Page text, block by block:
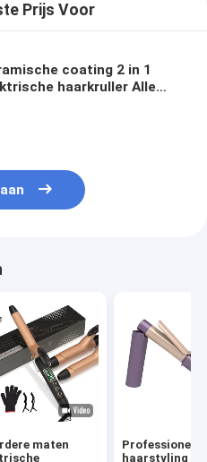
Prijs Voor
coating 2 in 1
haarkruller Alle
maten
Professionele
haarstyling